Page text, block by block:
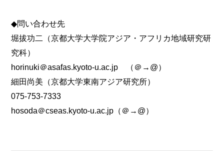
◆問い合わせ先
堀拔功二（京都大学大学院アジア・アフリカ地域研究研
究科）
horinuki＠asafas.kyoto-u.ac.jp （＠→@）
細田尚美（京都大学東南アジア研究所）
075-753-7333
hosoda＠cseas.kyoto-u.ac.jp（＠→@）